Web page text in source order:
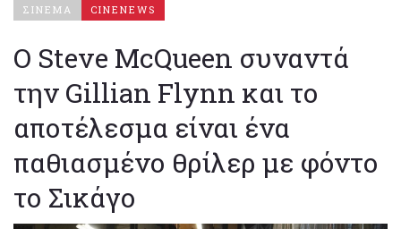
ΣΙΝΕΜΑ CINENEWS
Ο Steve McQueen συναντά
την Gillian Flynn και το
αποτέλεσμα είναι ένα
παθιασμένο θρίλερ με φόντο
το Σικάγο